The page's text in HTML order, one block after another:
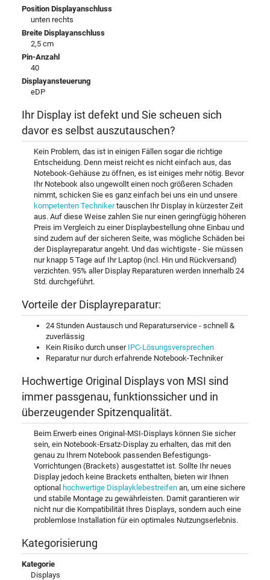
Position Displayanschluss
unten rechts
Breite Displayanschluss
2,5 cm
Pin-Anzahl
40
Displayansteuerung
eDP
Ihr Display ist defekt und Sie scheuen sich
davor es selbst auszutauschen?
Kein Problem, das ist in einigen Fällen sogar die richtige
Entscheidung. Denn meist reicht es nicht einfach aus, das
Notebook-Gehäuse zu öffnen, es ist einiges mehr nötig. Bevor
Ihr Notebook also ungewollt einen noch größeren Schaden
nimmt, schicken Sie es ganz einfach bei uns ein und unsere
kompetenten Technikertauschen Ihr Display in kürzester Zeit
aus. Auf diese Weise zahlen Sie nur einen geringfügig höheren
Preis im Vergleich zu einer Displaybestellung ohne Einbau und
sind zudem auf der sicheren Seite, was mögliche Schäden bei
der Displayreparatur angeht. Und das wichtigste - Sie müssen
nur knapp 5 Tage auf Ihr Laptop (incl. Hin und Rückversand)
verzichten. 95% aller Display Reparaturen werden innerhalb 24
Std. durchgeführt.
Vorteile der Displayreparatur:
24 Stunden Austausch und Reparaturservice - schnell &
zuverlässig
Kein Risiko durch unser IPC-Lösungsversprechen
Reparatur nur durch erfahrende Notebook-Techniker
Hochwertige Original Displays von MSI sind
immer passgenau, funktionssicher und in
überzeugender Spitzenqualität.
Beim Erwerb eines Original-MSI-Displays können Sie sicher
sein, ein Notebook-Ersatz-Display zu erhalten, das mit den
genau zu Ihrem Notebook passenden Befestigungs-
Vorrichtungen (Brackets) ausgestattet ist. Sollte Ihr neues
Display jedoch keine Brackets enthalten, bieten wir Ihnen
optional hochwertige Displayklebestreifen an, um eine sichere
und stabile Montage zu gewährleisten. Damit garantieren wir
nicht nur die Kompatibilität Ihres Displays, sondern auch eine
problemlose Installation für ein optimales Nutzungserlebnis.
Kategorisierung
Kategorie
Displays